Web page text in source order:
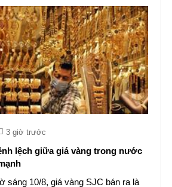
3 giờ trước
lệch giữa giá vàng trong nước
sáng 10/8, giá vàng SJC bán ra là